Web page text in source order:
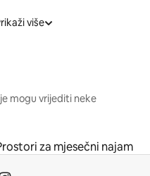
više
mogu vrijediti neke
za mjesečni najam